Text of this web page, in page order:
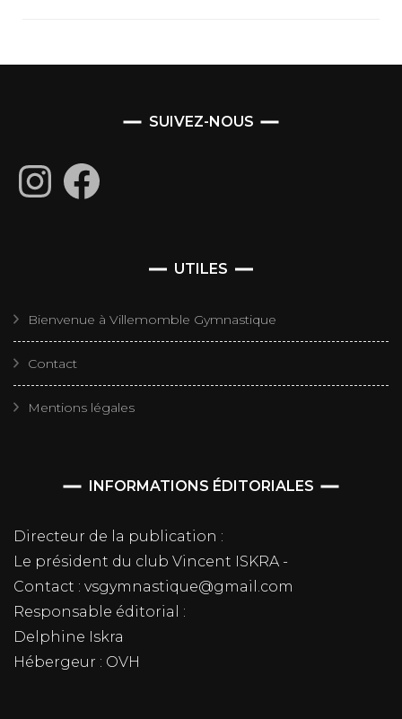
SUIVEZ-NOUS
InstagramFacebook
UTILES
Bienvenue à Villemomble Gymnastique
Contact
Mentions légales
INFORMATIONS ÉDITORIALES
Directeur de la publication :
Le président du club Vincent ISKRA -
Contact : vsgymnastique@gmail.com
Responsable éditorial :
Delphine Iskra
Hébergeur : OVH